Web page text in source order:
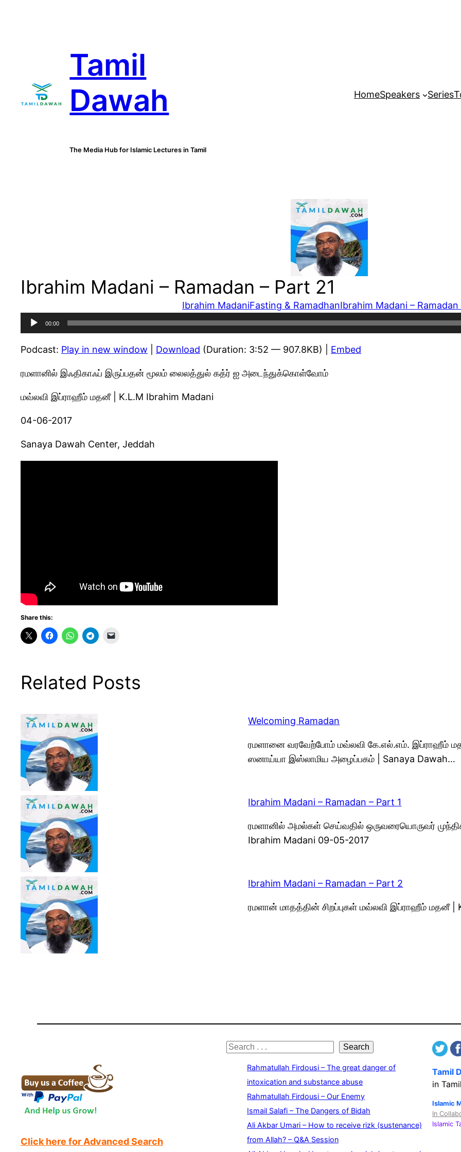
Tamil
Dawah
The Media Hub for Islamic Lectures in Tamil
HomeSpeakers Series
Ibrahim Madani – Ramadan – Part 21
Ibrahim MadaniFasting & RamadhanIbrahim Madani –
Audio
Player
00:00
Podcast: Play in new window Download (Duration: 3:52 — 907.8KB) | Embed
ரமளானில் இஃதிகாஃப் இருப்பதன் மூலம் லைலத்துல் கத்ர் ஐ அடைந்துக்கொள்வோம்
மவ்லவி இப்ராஹீம் மதனீ | K.L.M Ibrahim Madani
04-06-2017
Sanaya Dawah Center, Jeddah
Share this:
Related Posts
Welcoming Ramadan
ரமளானை வரவேற்போம் மவ்லவி கே.எல்.எம். இப்ராஹீம்
ஸனாய்யா இஸ்லாமிய அழைப்பகம் | Sanaya Dawah…
Ibrahim Madani – Ramadan – Part 1
ரமளானில் அமல்கள் செய்வதில் ஒருவரையொருவர்
Ibrahim Madani 09-05-2017
Ibrahim Madani – Ramadan – Part 2
ரமளான் மாதத்தின் சிறப்புகள் மவ்லவி இப்ராஹீம் மதனீ |
Click here for Advanced Search
S
Search
Rahmatullah Firdousi – The great danger of
intoxication and substance abuse
Rahmatullah Firdousi – Our Enemy
Ismail Salafi – The Dangers of Bidah
Ali Akbar Umari – How to receive rizk (sustenance)
from Allah? – Q&A Session
Tamil
in Tamil
Islamic
In
Islamic